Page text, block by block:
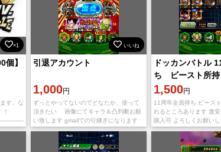
×1
個】
す、な
。購
ち
いいね
引退アカウント
1,000円
ずっとやってないのでどなたか、使って
頂きたい 画像にてキャラ＆凸判断お願
い致します gmailでの引継ぎになります
引き継ぎ後は必ずバックアップ先連携を
して下さい
ドッカンバトル
ち ビースト所
1,500円
11周年全員持ち ビース
れるところあります 激
購入可 よろしくお願い